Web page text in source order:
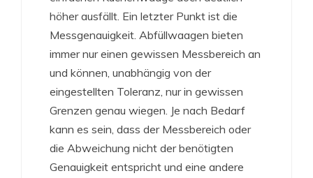
höher ausfällt. Ein letzter Punkt ist die
Messgenauigkeit. Abfüllwaagen bieten
immer nur einen gewissen Messbereich an
und können, unabhängig von der
eingestellten Toleranz, nur in gewissen
Grenzen genau wiegen. Je nach Bedarf
kann es sein, dass der Messbereich oder
die Abweichung nicht der benötigten
Genauigkeit entspricht und eine andere